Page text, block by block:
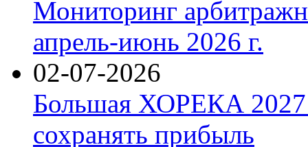
Мониторинг
апрель-июнь 2026 г.
02-07-2026
Большая ХОРЕКА 2027:
сохранять прибыль